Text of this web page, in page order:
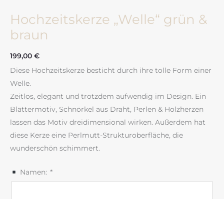
Hochzeitskerze „Welle“ grün &
braun
199,00 €
Diese Hochzeitskerze besticht durch ihre tolle Form einer
Welle.
Zeitlos, elegant und trotzdem aufwendig im Design. Ein
Blättermotiv, Schnörkel aus Draht, Perlen & Holzherzen
lassen das Motiv dreidimensional wirken. Außerdem hat
diese Kerze eine Perlmutt-Strukturoberfläche, die
wunderschön schimmert.
Namen: *